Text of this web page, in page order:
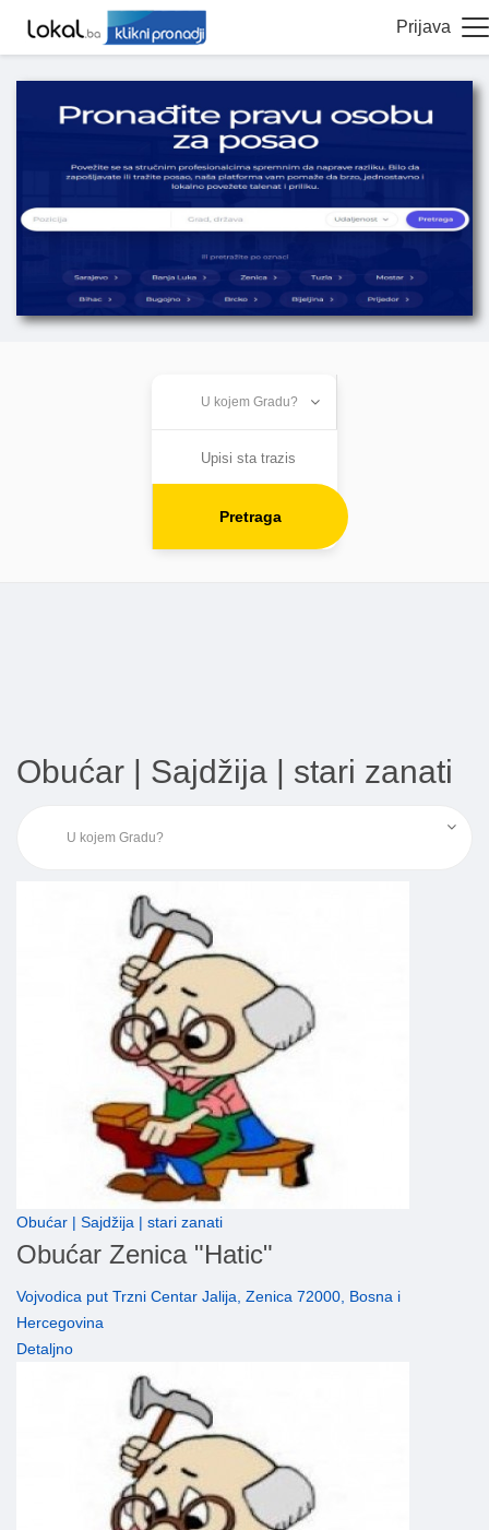
Prijava
Pretraga
Obućar | Sajdžija | stari zanati
Obućar | Sajdžija | stari zanati
Obućar Zenica "Hatic"
Vojvodica put Trzni Centar Jalija, Zenica 72000, Bosna i
Hercegovina
Detaljno